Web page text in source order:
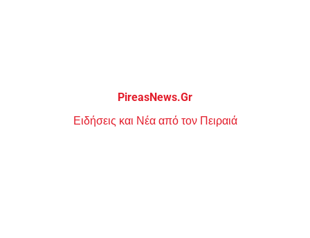
PireasNews.Gr
Ειδήσεις και Νέα από τον Πειραιά